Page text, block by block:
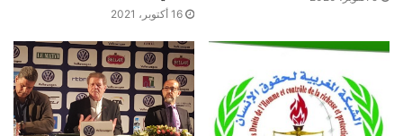
16 أكتوبر، 2021